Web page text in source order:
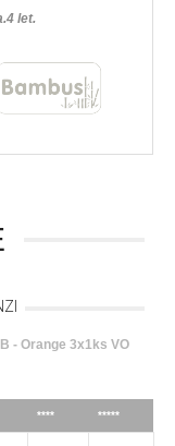
let.
- Orange 3x1ks VO
**** *****